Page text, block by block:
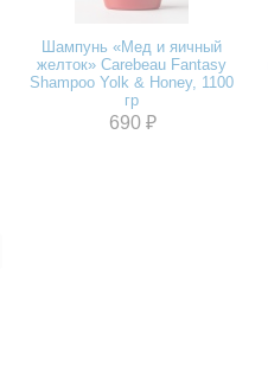
Шампунь «Мед и яичный
желток» Carebeau Fantasy
Shampoo Yolk & Honey, 1100
гр
690 ₽